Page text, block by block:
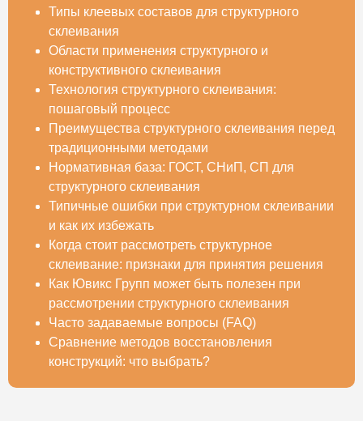
Типы клеевых составов для структурного
склеивания
Области применения структурного и
конструктивного склеивания
Технология структурного склеивания:
пошаговый процесс
Преимущества структурного склеивания перед
традиционными методами
Нормативная база: ГОСТ, СНиП, СП для
структурного склеивания
Типичные ошибки при структурном склеивании
и как их избежать
Когда стоит рассмотреть структурное
склеивание: признаки для принятия решения
Как Ювикс Групп может быть полезен при
рассмотрении структурного склеивания
Часто задаваемые вопросы (FAQ)
Сравнение методов восстановления
конструкций: что выбрать?